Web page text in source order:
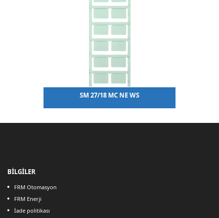
SM 27/18 MC NE WS
BİLGİLER
FRM Otomasyon
FRM Enerji
İade politikası